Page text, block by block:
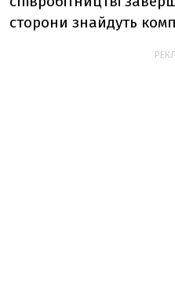
сторони знайдуть